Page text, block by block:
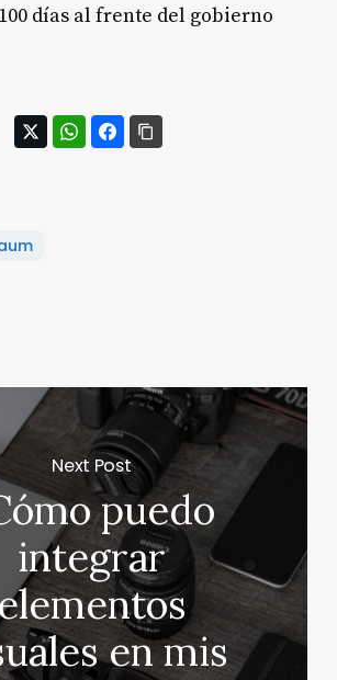
días al frente del gobierno
Next Post
puedo
integrar
elementos
en mis